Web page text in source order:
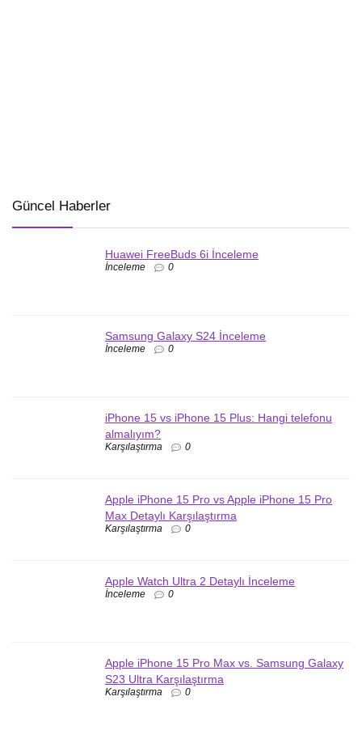
Güncel Haberler
Huawei FreeBuds 6i İnceleme
İnceleme 0
Samsung Galaxy S24 İnceleme
İnceleme 0
iPhone 15 vs iPhone 15 Plus: Hangi telefonu
almalıyım?
Karşılaştırma 0
Apple iPhone 15 Pro vs Apple iPhone 15 Pro
Max Detaylı Karşılaştırma
Karşılaştırma 0
Apple Watch Ultra 2 Detaylı İnceleme
İnceleme 0
Apple iPhone 15 Pro Max vs. Samsung Galaxy
S23 Ultra Karşılaştırma
Karşılaştırma 0